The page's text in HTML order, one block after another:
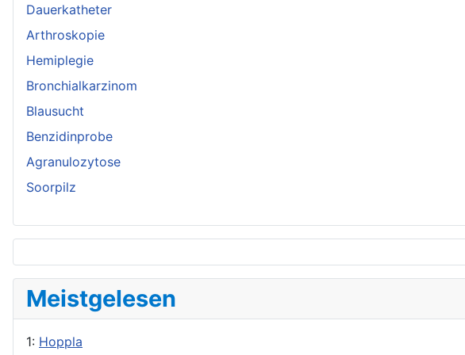
Dauerkatheter
Arthroskopie
Hemiplegie
Bronchialkarzinom
Blausucht
Benzidinprobe
Agranulozytose
Soorpilz
Meistgelesen
1: Hoppla